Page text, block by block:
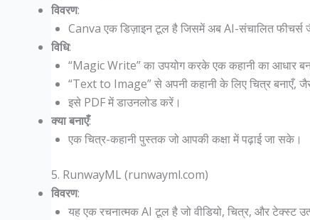
विवरण:
Canva एक डिज़ाइन टूल है जिसमें अब AI-संचालित
विधि:
“Magic Write” का उपयोग करके एक कहानी का आधार
“Text to Image” से अपनी कहानी के लिए चित्र बनाएँ,
इसे PDF में डाउनलोड करें।
क्या बनाएँ:
एक चित्र-कहानी पुस्तक जो आपकी कक्षा में पढ़ाई जा सके।
5. RunwayML (runwayml.com)
विवरण:
यह एक रचनात्मक AI टूल है जो वीडियो, चित्र, और टेक्स्ट